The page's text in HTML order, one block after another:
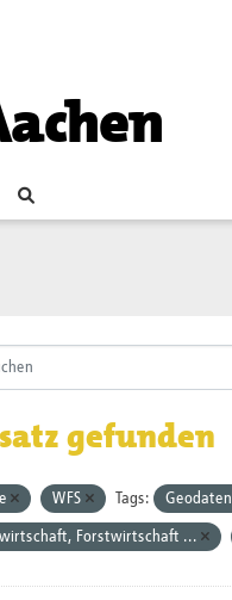
gefunden
WFS Tags: Geodaten
Forstwirtschaft ...